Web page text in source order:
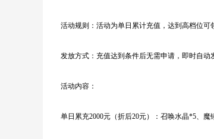
活动规则： 活动为单日累计充值， 达到高档位可
发放方式： 充值达到条件后无需申请，即时自动
活动内容：
单日累充2000元（折后20元）：召唤水晶*5、魔